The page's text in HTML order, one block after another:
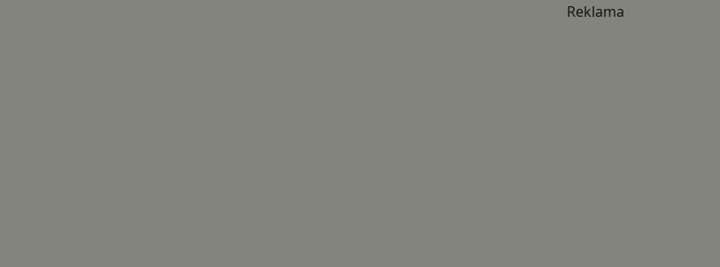
Reklama